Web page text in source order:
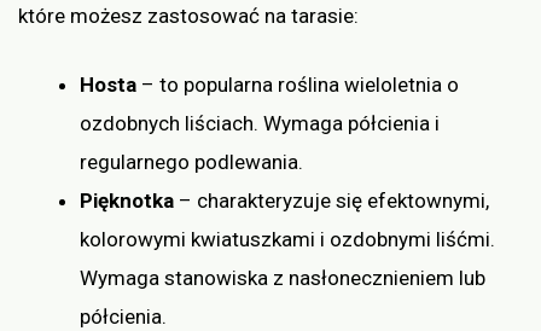
które możesz zastosować na tarasie:
Hosta – to popularna roślina wieloletnia o
ozdobnych liściach. Wymaga półcienia i
regularnego podlewania.
Pięknotka – charakteryzuje się efektownymi,
kolorowymi kwiatuszkami i ozdobnymi liśćmi.
Wymaga stanowiska z nasłonecznieniem lub
półcienia.